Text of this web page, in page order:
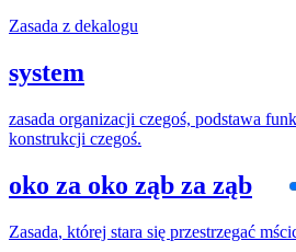
Zasada z dekalogu
system
zasada organizacji czegoś, podstawa
konstrukcji czegoś.
oko za oko ząb za ząb
Zasada, której stara się przestrzegać